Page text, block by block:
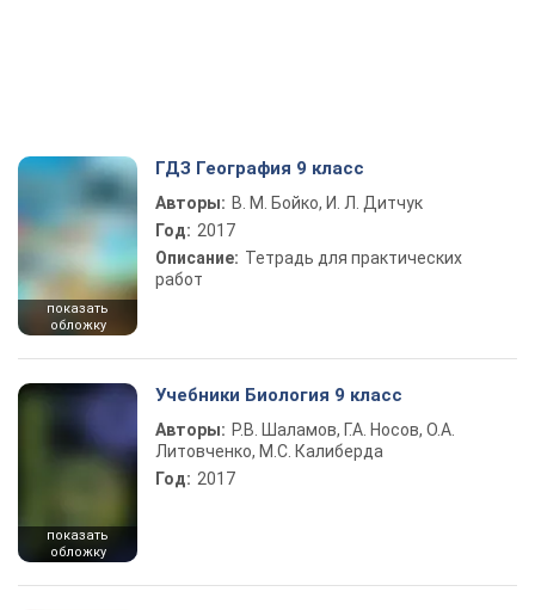
показать
обложку
ГДЗ География 9 класс
Авторы: В. М. Бойко, И. Л. Дитчук
Год: 2017
Описание: Тетрадь для практических
работ
показать
обложку
Учебники Биология 9 класс
Авторы: Р.В. Шаламов, Г.А. Носов, О.А.
Литовченко, М.С. Калиберда
Год: 2017